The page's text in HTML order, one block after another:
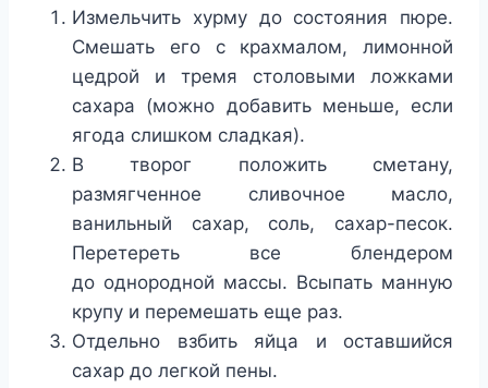
Измельчить хурму до состояния пюре.
Смешать его с крахмалом, лимонной
цедрой и тремя столовыми ложками
сахара (можно добавить меньше, если
ягода слишком сладкая).
В творог положить сметану,
размягченное сливочное масло,
ванильный сахар, соль, сахар-песок.
Перетереть все блендером
до однородной массы. Всыпать манную
крупу и перемешать еще раз.
Отдельно взбить яйца и оставшийся
сахар до легкой пены.